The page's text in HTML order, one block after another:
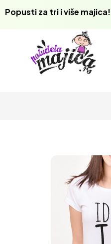
Popusti za tri i više majica!